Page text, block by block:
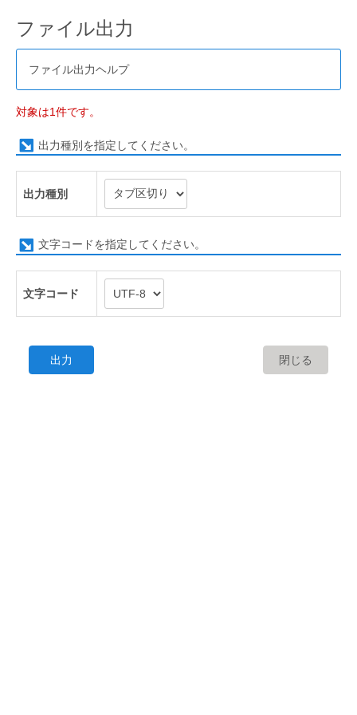
ファイル出力
ファイル出力ヘルプ
対象は1件です。
出力種別を指定してください。
出力種別
文字コードを指定してください。
文字コード